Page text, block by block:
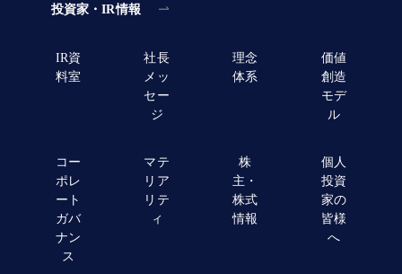
投資家・IR情報
IR資
料室
社長
メッ
セー
ジ
理念
体系
価値
創造
モデ
ル
コー
ポレ
ート
ガバ
ナン
ス
マテ
リア
リテ
ィ
株
主・
株式
情報
個人
投資
家の
皆様
へ